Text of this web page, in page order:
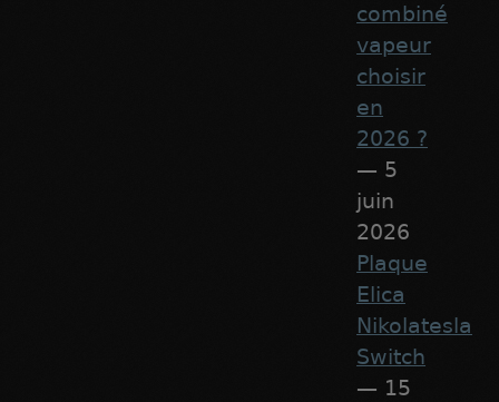
combiné
vapeur
choisir
en
2026 ?
— 5
juin
2026
Plaque
Elica
Nikolatesla
Switch
— 15